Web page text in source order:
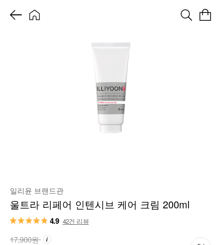
일리윤 브랜드관
울트라 리페어 인텐시브 케어 크림 200ml
4.9 42건 리뷰
17,900원